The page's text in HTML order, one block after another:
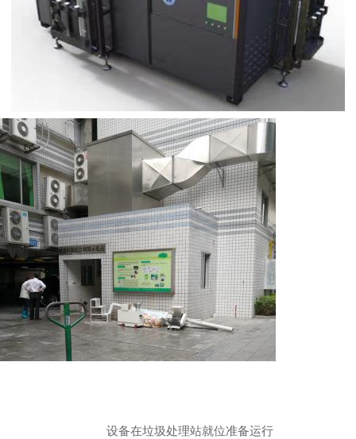
设备在垃圾处理站就位准备运行